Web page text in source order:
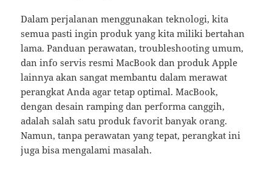
Dalam perjalanan menggunakan teknologi, kita
semua pasti ingin produk yang kita miliki bertahan
lama. Panduan perawatan, troubleshooting umum,
dan info servis resmi MacBook dan produk Apple
lainnya akan sangat membantu dalam merawat
perangkat Anda agar tetap optimal. MacBook,
dengan desain ramping dan performa canggih,
adalah salah satu produk favorit banyak orang.
Namun, tanpa perawatan yang tepat, perangkat ini
juga bisa mengalami masalah.